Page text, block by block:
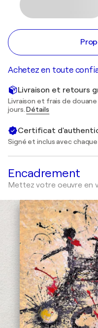
Achetez en toute
Livraison et retours
Livraison et frais de
jours.Détails
Certificat
Signé et inclus avec
Encadrement
Mettez votre oeuvre en